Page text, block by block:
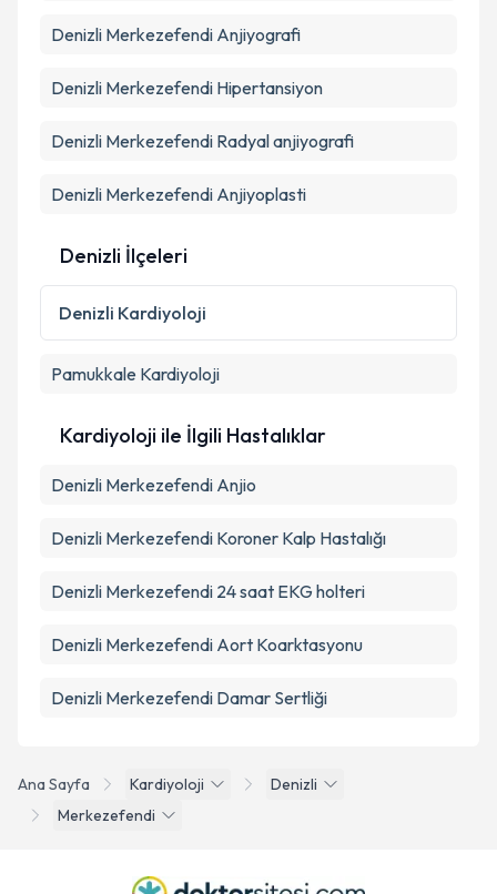
kapsamda işlenmesini kabul ediyorum.
Ana Sayfa Kardiyoloji
Denizli
Merkezefendi
Denizli Merkezefendi Anjiyografi
Denizli Merkezefendi Hipertansiyon
Denizli Merkezefendi Radyal anjiyografi
Denizli Merkezefendi Anjiyoplasti
Denizli İlçeleri
Denizli Kardiyoloji
Pamukkale Kardiyoloji
Kardiyoloji ile İlgili Hastalıklar
Denizli Merkezefendi Anjio
Denizli Merkezefendi Koroner Kalp Hastalığı
Denizli Merkezefendi 24 saat EKG holteri
Denizli Merkezefendi Aort Koarktasyonu
Denizli Merkezefendi Damar Sertliği